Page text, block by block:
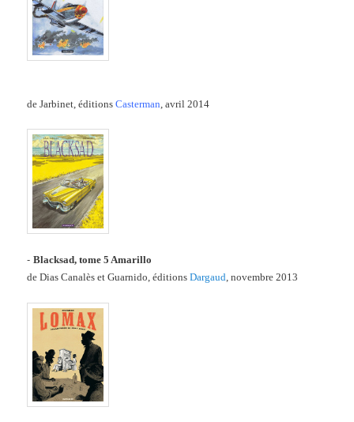
de Jarbinet, éditionsCasterman, avril 2014
-Blacksad, tome 5 Amarillo
de Dias Canalès et Guarnido, éditionsDargaud, novembre 2013